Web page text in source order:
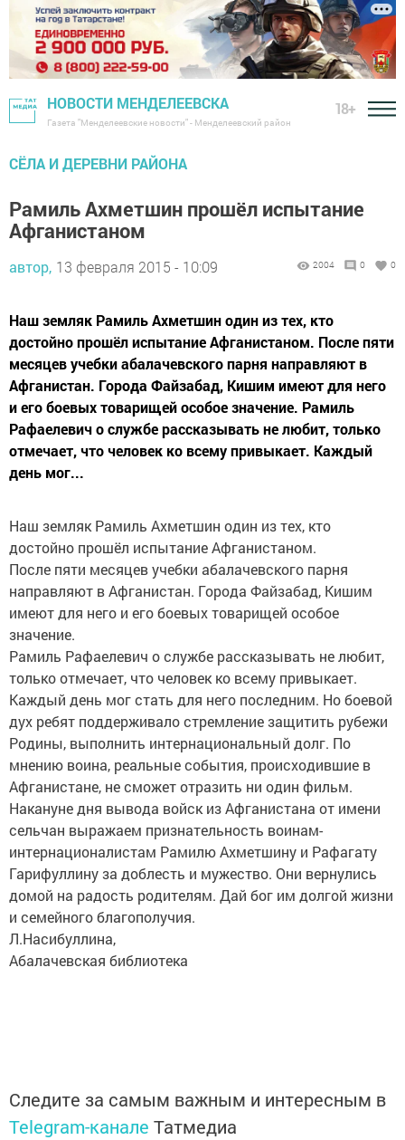
НОВОСТИ МЕНДЕЛЕЕВСКА
Газета "Менделеевские новости" - Менделеевский район
18+
СЁЛА И ДЕРЕВНИ РАЙОНА
Рамиль Ахметшин прошёл испытание
Афганистаном
автор, 13 февраля 2015 - 10:09 2004 0 0
Наш земляк Рамиль Ахметшин один из тех, кто
достойно прошёл испытание Афганистаном. После пяти
месяцев учебки абалачевского парня направляют в
Афганистан. Города Файзабад, Кишим имеют для него
и его боевых товарищей особое значение. Рамиль
Рафаелевич о службе рассказывать не любит, только
отмечает, что человек ко всему привыкает. Каждый
день мог...
Наш земляк Рамиль Ахметшин один из тех, кто
достойно прошёл испытание Афганистаном.
После пяти месяцев учебки абалачевского парня
направляют в Афганистан. Города Файзабад, Кишим
имеют для него и его боевых товарищей особое
значение.
Рамиль Рафаелевич о службе рассказывать не любит,
только отмечает, что человек ко всему привыкает.
Каждый день мог стать для него последним. Но боевой
дух ребят поддерживало стремление защитить рубежи
Родины, выполнить интернациональный долг. По
мнению воина, реальные события, происходившие в
Афганистане, не сможет отразить ни один фильм.
Накануне дня вывода войск из Афганистана от имени
сельчан выражаем признательность воинам-
интернационалистам Рамилю Ахметшину и Рафагату
Гарифуллину за доблесть и мужество. Они вернулись
домой на радость родителям. Дай бог им долгой жизни
и семейного благополучия.
Л.Насибуллина,
Абалачевская библиотека
Следите за самым важным и интересным в
Telegram-канале Татмедиа